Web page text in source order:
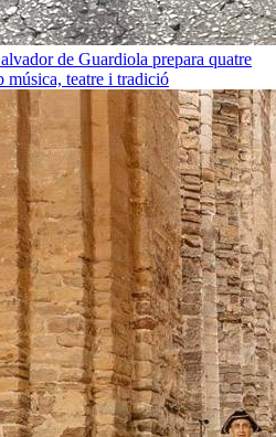
de Guardiola prepara quatre
música, teatre i tradició